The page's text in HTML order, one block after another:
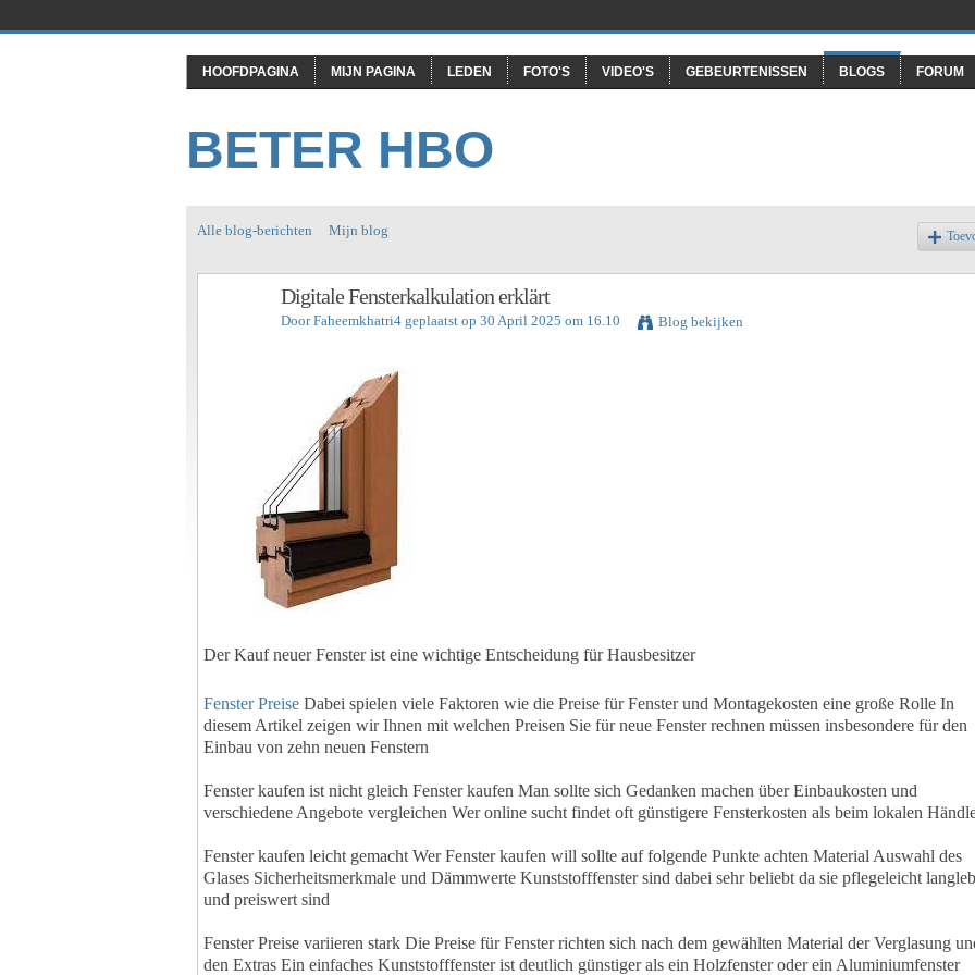
HOOFDPAGINA MIJN PAGINA LEDEN FOTO'S VIDEO'S GEBEURTENISSEN BLOGS FORUM
BETER HBO
Alle blog-berichten Mijn blog
Digitale Fensterkalkulation erklärt
DoorFaheemkhatri4 geplaatst op 30 April 2025 om 16.10 Blog bekijken
Der Kauf neuer Fenster ist eine wichtige Entscheidung für Hausbesitzer
Fenster Preise Dabei spielen viele Faktoren wie die Preise für Fenster und Montagekosten eine große Rolle In
diesem Artikel zeigen wir Ihnen mit welchen Preisen Sie für neue Fenster rechnen müssen insbesondere für den
Einbau von zehn neuen Fenstern
Fenster kaufen ist nicht gleich Fenster kaufen Man sollte sich Gedanken machen über Einbaukosten und
verschiedene Angebote vergleichen Wer online sucht findet oft günstigere Fensterkosten als beim lokalen
Fenster kaufen leicht gemacht Wer Fenster kaufen will sollte auf folgende Punkte achten Material Auswahl des
Glases Sicherheitsmerkmale und Dämmwerte Kunststofffenster sind dabei sehr beliebt da sie pflegeleicht
und preiswert sind
Fenster Preise variieren stark Die Preise für Fenster richten sich nach dem gewählten Material der Verglasung
den Extras Ein einfaches Kunststofffenster ist deutlich günstiger als ein Holzfenster oder ein Aluminiumfenster